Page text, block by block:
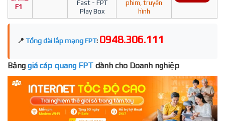
F1
Fast - FPT
Play Box
phim, truyền
hình
📍 Tổng đài lắp mạng FPT: 0948.306.111
Bảng giá cáp quang FPT dành cho Doanh nghiệp